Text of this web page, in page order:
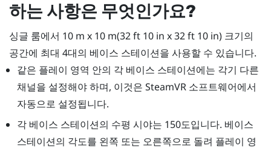
하는 사항은 무엇인가요?
싱글 룸에서 10 m x 10 m(32 ft 10 in x 32 ft 10 in) 크기의
공간에 최대 4대의 베이스 스테이션을 사용할 수 있습니다.
같은 플레이 영역 안의 각 베이스 스테이션에는 각기 다른
채널을 설정해야 하며, 이것은 SteamVR소프트웨어에서
자동으로 설정됩니다.
각 베이스 스테이션의 수평 시야는 150도입니다. 베이스
스테이션의 각도를 왼쪽 또는 오른쪽으로 돌려 플레이 영